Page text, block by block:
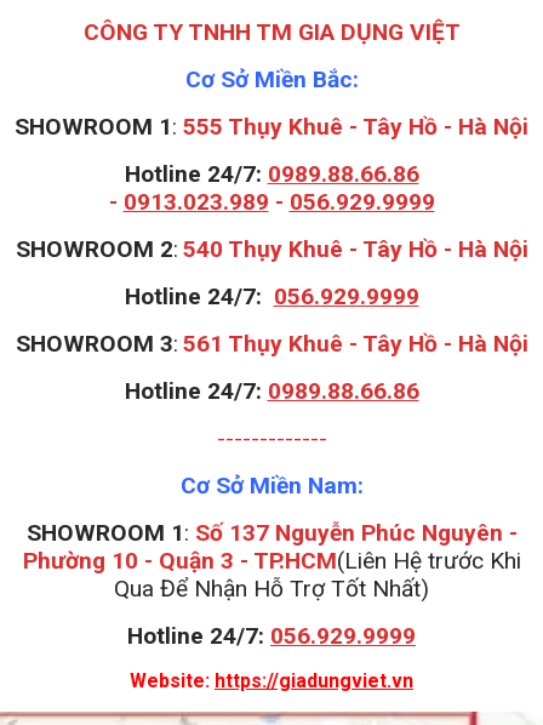
CÔNG TY TNHH TM GIA DỤNG VIỆT
Cơ Sở Miền Bắc:
SHOWROOM 1: 555 Thụy Khuê - Tây Hồ - Hà Nội
Hotline 24/7: 0989.88.66.86
- 0913.023.989 - 056.929.9999
SHOWROOM 2: 540 Thụy Khuê - Tây Hồ - Hà Nội
Hotline 24/7: 056.929.9999
SHOWROOM 3: 561 Thụy Khuê - Tây Hồ - Hà Nội
Hotline 24/7: 0989.88.66.86
-------------
Cơ Sở Miền Nam:
SHOWROOM 1: Số 137 Nguyễn Phúc Nguyên -
Phường 10 - Quận 3 - TP.HCM(Liên Hệ trước Khi
Qua Để Nhận Hỗ Trợ Tốt Nhất)
Hotline 24/7: 056.929.9999
Website: https://giadungviet.vn